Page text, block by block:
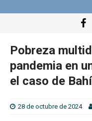
Pobreza
pandemia en
el caso de
28 de octubre de 2024